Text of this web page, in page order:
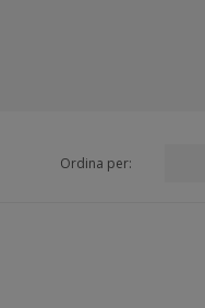
Ordina per: